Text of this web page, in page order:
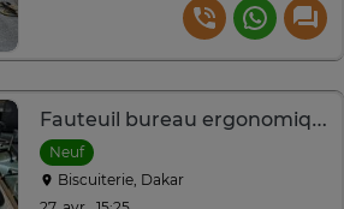
Fauteuil bureau ergonomique
Neuf
Biscuiterie, Dakar